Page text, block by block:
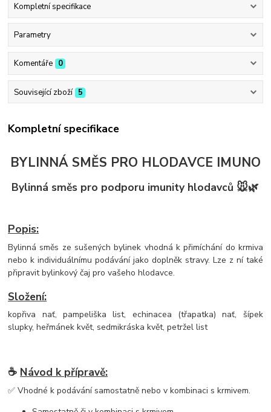
Kompletní specifikace
Parametry
Komentáře 0
Související zboží 5
Kompletní specifikace
BYLINNÁ SMĚS PRO HLODAVCE IMUNO
Bylinná směs pro podporu imunity hlodavců 🐭🌿
Popis:
Bylinná směs ze sušených bylinek vhodná k přimíchání do krmiva
nebo k individuálnímu podávání jako doplněk stravy. Lze z ní také
připravit bylinkový čaj pro vašeho hlodavce.
Složení:
kopřiva nať, pampeliška list, echinacea (třapatka) nať, šípek
slupky, heřmánek květ, sedmikráska květ, petržel list
☕ Návod k přípravě:
✅ Vhodné k podávání samostatně nebo v kombinaci s krmivem.